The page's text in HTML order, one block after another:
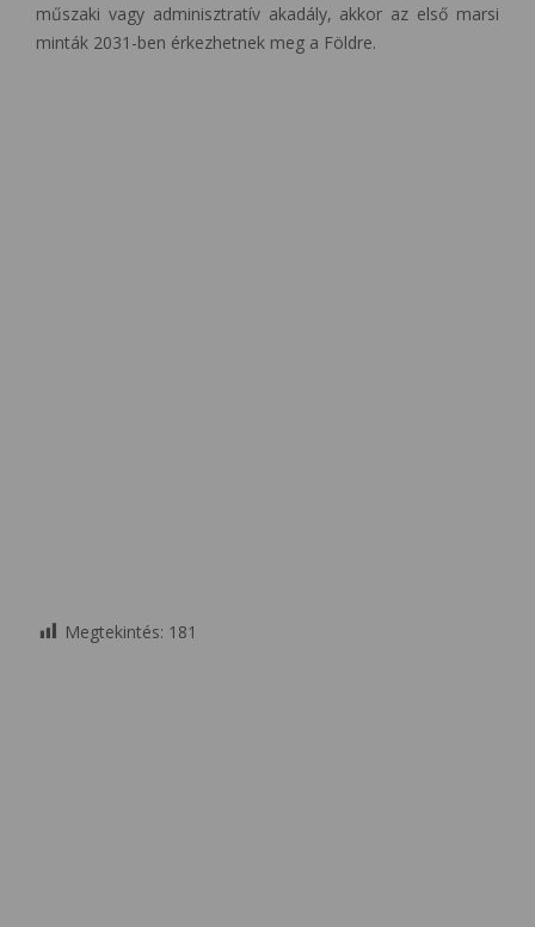
műszaki vagy adminisztratív akadály, akkor az első marsi
minták 2031-ben érkezhetnek meg a Földre.
Megtekintés: 181